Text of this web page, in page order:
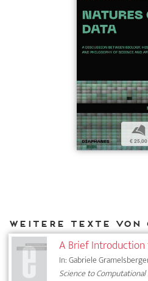
b
€ 25,00
A Brief
In: Gabriele
Science to Computational